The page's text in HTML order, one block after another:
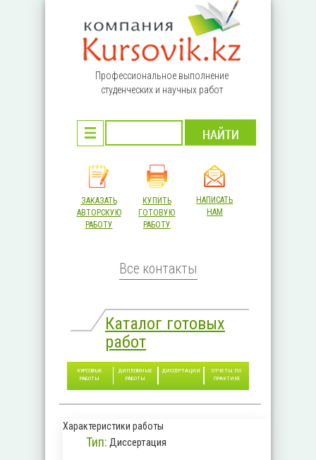
Профессиональное выполнение
студенческих и научных работ
ЗАКАЗАТЬ
АВТОРСКУЮ
РАБОТУ
КУПИТЬ
ГОТОВУЮ
РАБОТУ
НАПИСАТЬ
НАМ
Все контакты
Каталог готовых
работ
КУРСОВЫЕ
РАБОТЫ
ДИПЛОМНЫЕ
РАБОТЫ
ДИССЕРТАЦИИ
ОТЧЕТЫ ПО
ПРАКТИКЕ
Характеристики работы
Тип: Диссертация